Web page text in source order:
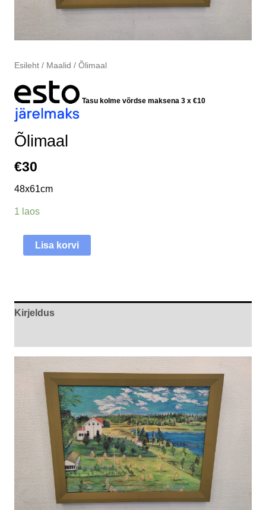
Esileht/ Maalid / Õlimaal
Tasu kolme võrdse maksena 3 x €10
Õlimaal
€30
48x61cm
1 laos
Lisa korvi
Kirjeldus